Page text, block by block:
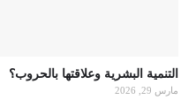
التنمية البشرية وعلاقتها بالحروب؟
مارس 29, 2026